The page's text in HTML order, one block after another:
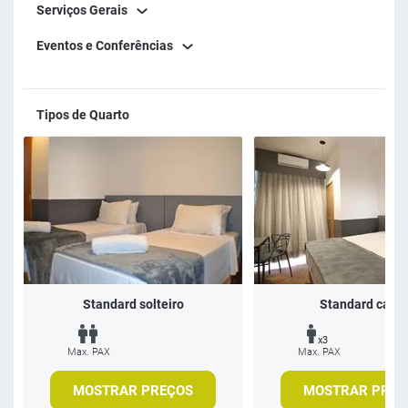
Serviços Gerais
Eventos e Conferências
Tipos de Quarto
Standard solteiro
Max. PAX
MOSTRAR PREÇOS
Standard casal
x3
Max. PAX
MOSTRAR